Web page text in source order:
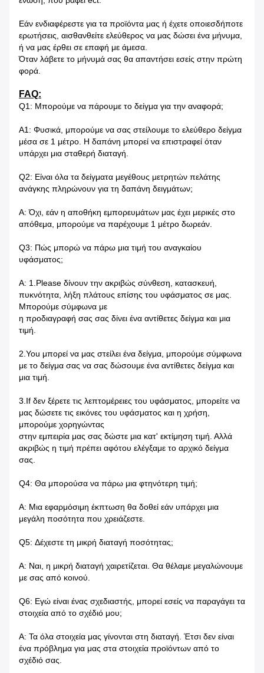
Εάν ενδιαφέρεστε για τα προϊόντα μας ή έχετε οποιεσδήποτε
ερωτήσεις, αισθανθείτε ελεύθερος να μας δώσει ένα μήνυμα,
ή να μας έρθει σε επαφή με άμεσα.
Όταν λάβετε το μήνυμά σας θα απαντήσει εσείς στην πρώτη
φορά.
FAQ:
Q1: Μπορούμε να πάρουμε το δείγμα για την αναφορά;
Α1: Φυσικά, μπορούμε να σας στείλουμε το ελεύθερο δείγμα
μέσα σε 1 μέτρο. Η δαπάνη μπορεί να επιστραφεί όταν
υπάρχει μια σταθερή διαταγή.
Q2: Είναι όλα τα δείγματα μεγέθους μετρητών πελάτης
ανάγκης πληρώνουν για τη δαπάνη δειγμάτων;
Α: Όχι, εάν η αποθήκη εμπορευμάτων μας έχει μερικές στο
απόθεμα, μπορούμε να παρέχουμε 1 μέτρο δωρεάν.
Q3: Πώς μπορώ να πάρω μια τιμή του αναγκαίου
υφάσματος;
Α: 1.Please δίνουν την ακριβώς σύνθεση, κατασκευή,
πυκνότητα, λήξη πλάτους επίσης του υφάσματος σε μας.
Μπορούμε σύμφωνα με
η προδιαγραφή σας σας δίνει ένα αντίθετες δείγμα και μια
τιμή.
2.You μπορεί να μας στείλει ένα δείγμα, μπορούμε σύμφωνα
με το δείγμα σας να σας δώσουμε ένα αντίθετες δείγμα και
μια τιμή.
3.If δεν ξέρετε τις λεπτομέρειες του υφάσματος, μπορείτε να
μας δώσετε τις εικόνες του υφάσματος και η χρήση,
μπορούμε χορηγώντας
στην εμπειρία μας σας δώστε μια κατ' εκτίμηση τιμή. Αλλά
ακριβώς η τιμή πρέπει αφότου ελέγξαμε το αρχικό δείγμα
σας.
Q4: Θα μπορούσα να πάρω μια φτηνότερη τιμή;
Α: Μια εφαρμόσιμη έκπτωση θα δοθεί εάν υπάρχει μια
μεγάλη ποσότητα που χρειάζεστε.
Q5: Δέχεστε τη μικρή διαταγή ποσότητας;
Α: Ναι, η μικρή διαταγή χαιρετίζεται. Θα θέλαμε μεγαλώνουμε
με σας από κοινού.
Q6: Εγώ είναι ένας σχεδιαστής, μπορεί εσείς να παραγάγει τα
στοιχεία από το σχέδιό μου;
Α: Τα όλα στοιχεία μας γίνονται στη διαταγή. Έτσι δεν είναι
ένα πρόβλημα για μας στα στοιχεία προϊόντων από το
σχέδιό σας.